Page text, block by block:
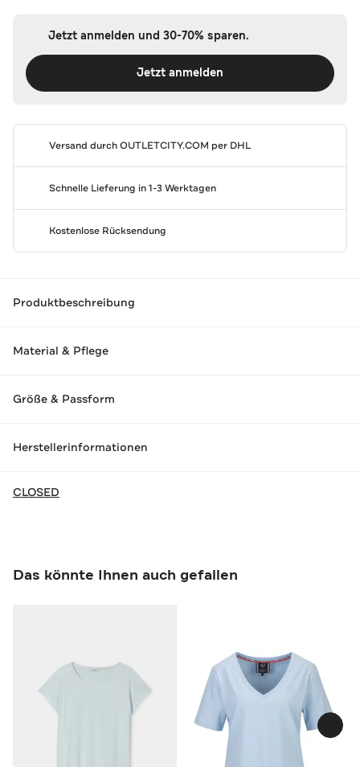
Jetzt anmelden und 30-70% sparen.
Jetzt anmelden
Versand durchOUTLETCITY.COM per DHL
Schnelle Lieferung in 1-3 Werktagen
Kostenlose Rücksendung
Produktbeschreibung
Material & Pflege
Größe & Passform
Herstellerinformationen
CLOSED
Das könnte Ihnen auch gefallen